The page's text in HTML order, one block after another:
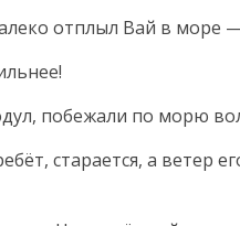
отплыл Вай в море
побежали по морю
старается, а